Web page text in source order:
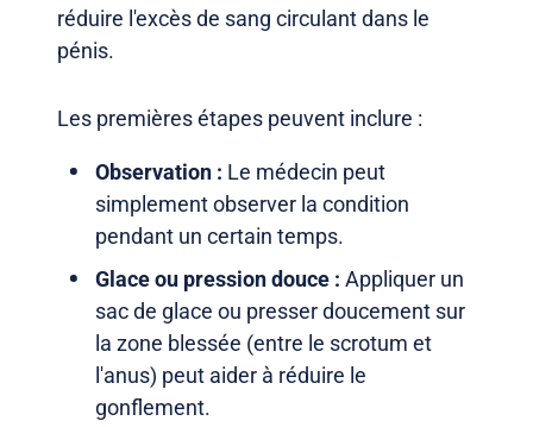
réduire l'excès de sang circulant dans le
pénis.
Les premières étapes peuvent inclure :
Observation : Le médecin peut
simplement observer la condition
pendant un certain temps.
Glace ou pression douce : Appliquer un
sac de glace ou presser doucement sur
la zone blessée (entre le scrotum et
l'anus) peut aider à réduire le
gonflement.